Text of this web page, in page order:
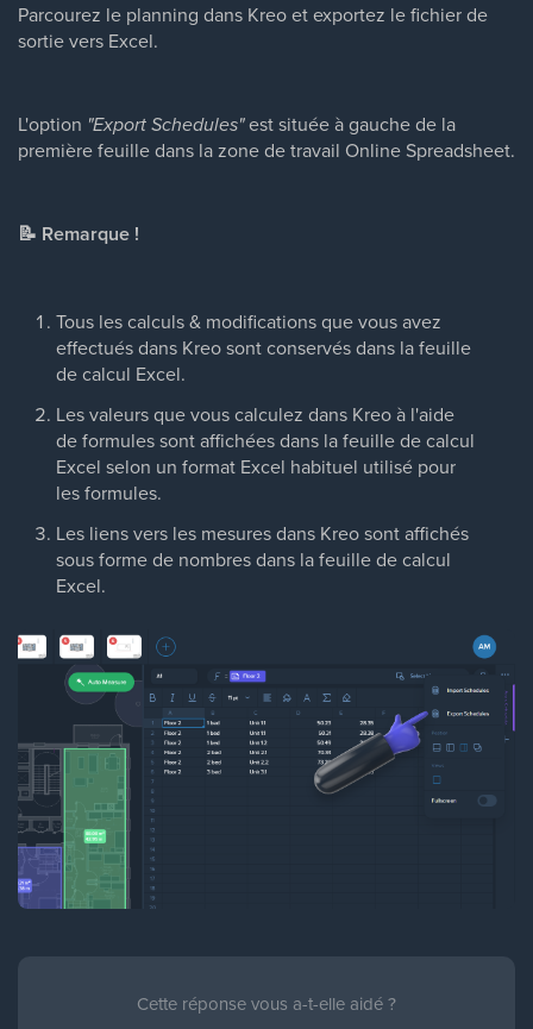
Parcourez le planning dans Kreo et exportez le fichier de
sortie vers Excel.
L'option "Export Schedules"est située à gauche de la
première feuille dans la zone de travail Online Spreadsheet.
📝 Remarque !
Tous les calculs & modifications que vous avez
effectués dans Kreo sont conservés dans la feuille
de calcul Excel.
Les valeurs que vous calculez dans Kreo à l'aide
de formules sont affichées dans la feuille de calcul
Excel selon un format Excel habituel utilisé pour
les formules.
Les liens vers les mesures dans Kreo sont affichés
sous forme de nombres dans la feuille de calcul
Excel.
Cette réponse vous a-t-elle aidé ?